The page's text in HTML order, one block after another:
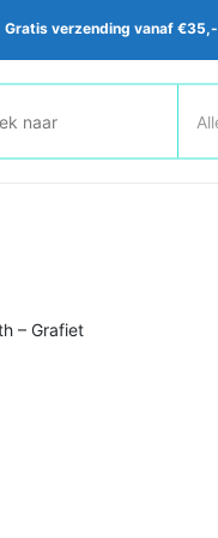
Gratis verzending vanaf €35,-
– Grafiet